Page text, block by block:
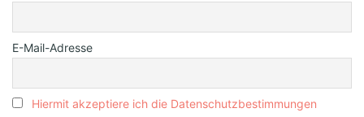
E-Mail-Adresse
Hiermit akzeptiere ich die Datenschutzbestimmungen